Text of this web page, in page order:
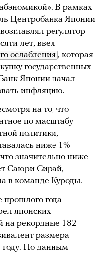
В рамках
Центробанка Японии
регулятор
лет, ввел
ослабления , которая
государственных
Японии начал
инфляцию.
на то, что
по масштабу
политики,
ниже 1%
значительно ниже
Саюри Сирай,
в команде Куроды.
прошлого года
японских
на рекордные 182
размера
году. По данным